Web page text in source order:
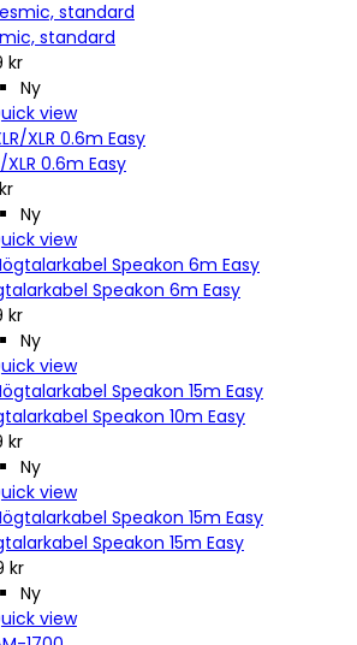
standard
kr
Ny
view
XLR 0.6m Easy
Ny
view
Speakon 6m Easy
kr
Ny
view
Speakon 10m Easy
kr
Ny
view
Speakon 15m Easy
kr
Ny
view